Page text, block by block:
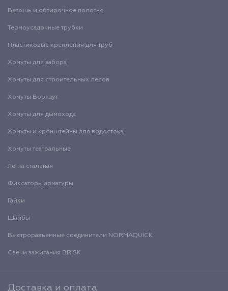
Ветошь и обтирочное полотно
Термоусадочные трубки
Пластиковые крепления для труб
Хомуты для забора
Хомуты для строительных лесов
Хомуты Воркаут
Хомуты для дымохода
Хомуты и кронштейны для водостока
Хомуты театральные
Лента стальная
Фиксаторы арматуры
Гайки
Шайбы
Быстроразъемные соединители NORMAQUICK
Свечи зажигания BRISK
Доставка и оплата